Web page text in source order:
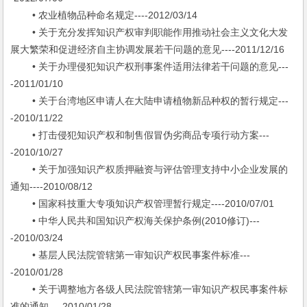
• 农业植物品种命名规定----2012/03/14
• 关于充分发挥知识产权审判职能作用推动社会主义文化大发
展大繁荣和促进经济自主协调发展若干问题的意见----2011/12/16
• 关于办理侵犯知识产权刑事案件适用法律若干问题的意见---
-2011/01/10
• 关于台湾地区申请人在大陆申请植物新品种权的暂行规定---
-2010/11/22
• 打击侵犯知识产权和制售假冒伪劣商品专项行动方案---
-2010/10/27
• 关于加强知识产权质押融资与评估管理支持中小企业发展的
通知----2010/08/12
• 国家科技重大专项知识产权管理暂行规定----2010/07/01
• 中华人民共和国知识产权海关保护条例(2010修订)---
-2010/03/24
• 基层人民法院管辖第一审知识产权民事案件标准---
-2010/01/28
• 关于调整地方各级人民法院管辖第一审知识产权民事案件标